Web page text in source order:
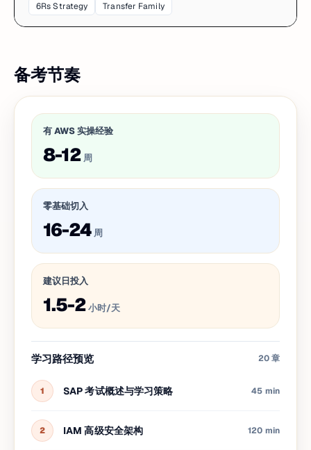
6Rs Strategy
Transfer Family
备考节奏
有 AWS 实操经验
8-12 周
零基础切入
16-24 周
建议日投入
1.5-2小时/天
学习路径预览 20 章
1 SAP 考试概述与学习策略 45 min
2 IAM 高级安全架构 120 min